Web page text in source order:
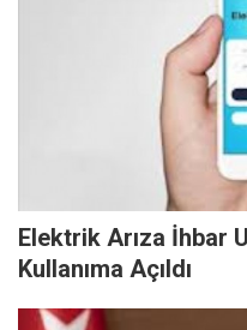
Elektrik Arıza İhbar
Kullanıma Açıldı